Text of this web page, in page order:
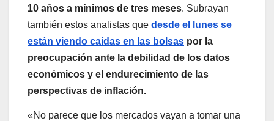
10 años a mínimos de tres meses. Subrayan
también estos analistas que desde el lunes se
están viendo caídas en las bolsas por la
preocupación ante la debilidad de los datos
económicos y el endurecimiento de las
perspectivas de inflación.
«No parece que los mercados vayan a tomar una